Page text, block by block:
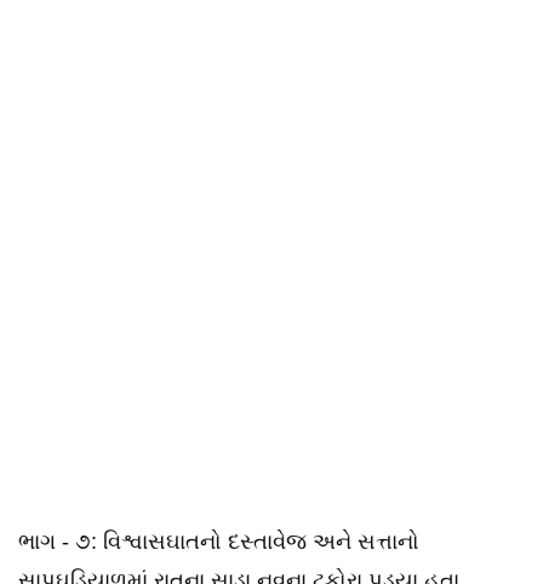
ભાગ - ૭: વિશ્વાસઘાતનો દસ્તાવેજ અને સત્તાનો